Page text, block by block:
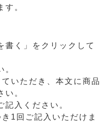
す。
書く」をクリックして
。
いただき、本文に商品
い。
記入ください。
1回ご記入いただけま